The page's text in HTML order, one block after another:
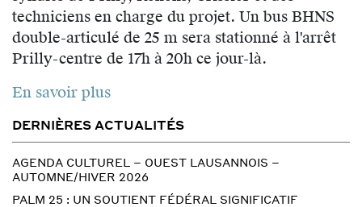
techniciens en charge du projet. Un bus BHNS
double-articulé de 25 m sera stationné à l'arrêt
Prilly-centre de 17h à 20h ce jour-là.
En savoir plus
DERNIÈRES ACTUALITÉS
AGENDA CULTUREL – OUEST LAUSANNOIS –
AUTOMNE/HIVER 2026
PALM 25 : UN SOUTIENT FÉDÉRAL SIGNIFICATIF